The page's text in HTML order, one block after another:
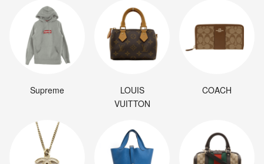
コメントありがとうございます。
2年前に購入しました。
出品者 - 約7年前
wjagpdj- 約7年前
950円で購入を検討していただけますでしょうか？
sin - 約7年前
Supreme
LOUIS
VUITTON
COACH